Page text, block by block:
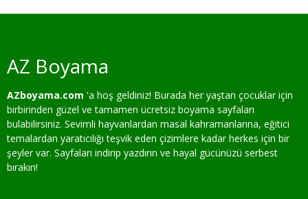
AZ Boyama
AZboyama.com 'a hoş geldiniz! Burada her yaştan çocuklar için
birbirinden güzel ve tamamen ücretsiz boyama sayfaları
bulabilirsiniz. Sevimli hayvanlardan masal kahramanlarına, eğitici
temalardan yaratıcılığı teşvik eden çizimlere kadar herkes için bir
şeyler var. Sayfaları indirip yazdırın ve hayal gücünüzü serbest
bırakın!